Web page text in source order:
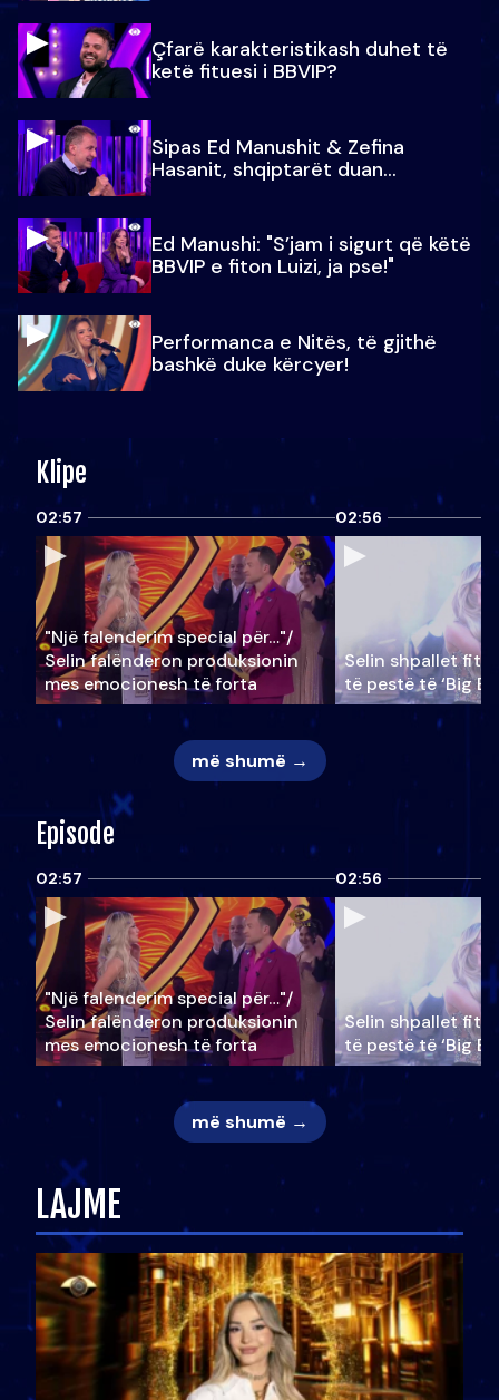
Çfarë karakteristikash duhet të
ketë fituesi i BBVIP?
Sipas Ed Manushit & Zefina
Hasanit, shqiptarët duan...
Ed Manushi: "S’jam i sigurt që këtë
BBVIP e fiton Luizi, ja pse!"
Performanca e Nitës, të gjithë
bashkë duke kërcyer!
Klipe
02:57
"Një falenderim special për…"/
Selin falënderon produksionin
mes emocionesh të forta
02:56
Selin shpallet
të pestë të ‘Big
më shumë →
Episode
02:57
"Një falenderim special për…"/
Selin falënderon produksionin
mes emocionesh të forta
02:56
Selin shpallet
të pestë të ‘Big
më shumë →
LAJME